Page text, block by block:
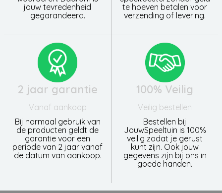
jouw tevredenheid
gegarandeerd.
te hoeven betalen voor
verzending of levering.
2 jaar garantie
Vanaf aankoop
Bij normaal gebruik van
de producten geldt de
garantie voor een
periode van 2 jaar vanaf
de datum van aankoop.
100% Veilig
Veilig bestellen
Bestellen bij
JouwSpeeltuin is 100%
veilig zodat je gerust
kunt zijn. Ook jouw
gegevens zijn bij ons in
goede handen.